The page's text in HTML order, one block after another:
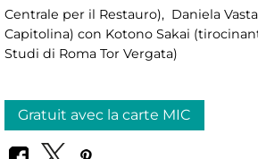
Centrale per il Restauro), Daniela
Capitolina) con Kotono Sakai
Studi di Roma Tor Vergata)
Gratuit avec la carte MIC